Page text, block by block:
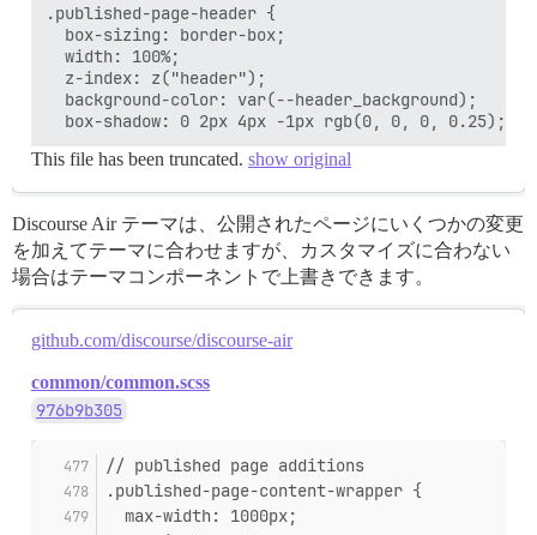
.published-page-header {
  box-sizing: border-box;
  width: 100%;
  z-index: z("header");
  background-color: var(--header_background);
This file has been truncated. show original
Discourse Air テーマは、公開されたページにいくつかの変更
を加えてテーマに合わせますが、カスタマイズに合わない
場合はテーマコンポーネントで上書きできます。
github.com/discourse/discourse-air
common/common.scss
976b9b305
// published page additions
.published-page-content-wrapper {
  max-width: 1000px;